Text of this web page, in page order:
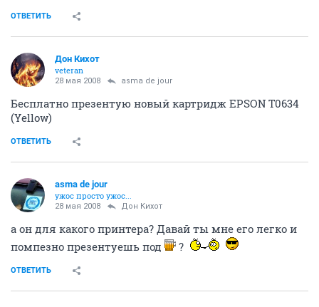
ОТВЕТИТЬ
Дон Кихот
veteran
28 мая 2008 asma de jour
Бесплатно презентую новый картридж EPSON T0634
(Yellow)
ОТВЕТИТЬ
asma de jour
ужос просто ужос...
28 мая 2008 Дон Кихот
а он для какого принтера? Давай ты мне его легко и
помпезно презентуешь под
?
ОТВЕТИТЬ